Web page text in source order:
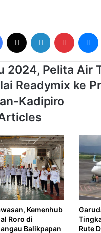
Facebook LinkedIn Pinterest
2024, Pelita Air
Readymix ke
Kadipiro
Kemenhub
Roro di
Balikpapan
Rute